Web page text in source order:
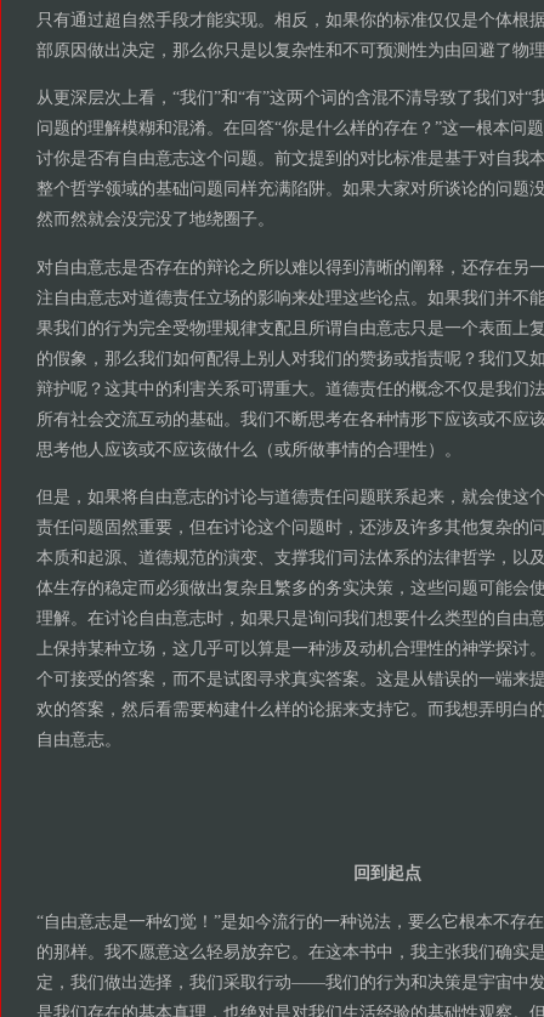
只有通过超自然手段才能实现。相反，如果你的标准仅仅是个体根
部原因做出决定，那么你只是以复杂性和不可预测性为由回避了物
从更深层次上看，“我们”和“有”这两个词的含混不清导致了我们对“
问题的理解模糊和混淆。在回答“你是什么样的存在？”这一根本问
讨你是否有自由意志这个问题。前文提到的对比标准是基于对自我
整个哲学领域的基础问题同样充满陷阱。如果大家对所谈论的问题
然而然就会没完没了地绕圈子。
对自由意志是否存在的辩论之所以难以得到清晰的阐释，还存在另
注自由意志对道德责任立场的影响来处理这些论点。如果我们并不
果我们的行为完全受物理规律支配且所谓自由意志只是一个表面上
的假象，那么我们如何配得上别人对我们的赞扬或指责呢？我们又
辩护呢？这其中的利害关系可谓重大。道德责任的概念不仅是我们
所有社会交流互动的基础。我们不断思考在各种情形下应该或不应
思考他人应该或不应该做什么（或所做事情的合理性）。
但是，如果将自由意志的讨论与道德责任问题联系起来，就会使这
责任问题固然重要，但在讨论这个问题时，还涉及许多其他复杂的
本质和起源、道德规范的演变、支撑我们司法体系的法律哲学，以
体生存的稳定而必须做出复杂且繁多的务实决策，这些问题可能会
理解。在讨论自由意志时，如果只是询问我们想要什么类型的自由
上保持某种立场，这几乎可以算是一种涉及动机合理性的神学探讨
个可接受的答案，而不是试图寻求真实答案。这是从错误的一端来
欢的答案，然后看需要构建什么样的论据来支持它。而我想弄明白
自由意志。
回到起点
“自由意志是一种幻觉！”是如今流行的一种说法，要么它根本不存
的那样。我不愿意这么轻易放弃它。在这本书中，我主张我们确实
定，我们做出选择，我们采取行动——我们的行为和决策是宇宙中
是我们存在的基本真理，也绝对是对我们生活经验的基础性观察。